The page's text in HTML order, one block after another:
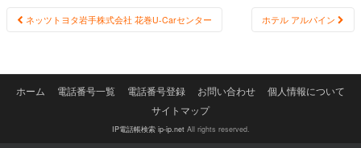
Post
ネッツトヨタ岩手株式会社 花巻U-Carセンター ホテル アルパイン
ホーム 電話番号一覧 電話番号登録 お問い合わせ
個人情報について
サイトマップ
IP電話帳検索 ip-ip.netAll rights reserved.